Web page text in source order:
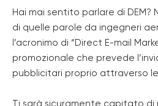
Hai mai sentito parlare di DEM?
di quelle parole da ingegneri
l’acronimo di “Direct E-mail
promozionale che prevede
pubblicitari proprio attraverso
Ti sarà sicuramente capitato di